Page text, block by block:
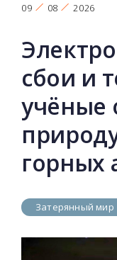
09 08 2026
сбои и
учёные
горных
Затерянный мир